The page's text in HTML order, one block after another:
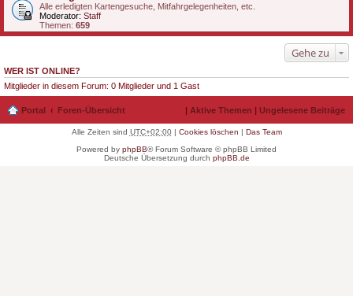
Alle erledigten Kartengesuche, Mitfahrgelegenheiten, etc.
Moderator: Staff
Themen: 659
Gehe zu
WER IST ONLINE?
Mitglieder in diesem Forum: 0 Mitglieder und 1 Gast
Portal Foren-Übersicht | Aktive Themen | Ungelesene Beiträge
Alle Zeiten sind UTC+02:00| Cookies löschen | Das Team
Powered by phpBB® Forum Software © phpBB Limited
Deutsche Übersetzung durch phpBB.de